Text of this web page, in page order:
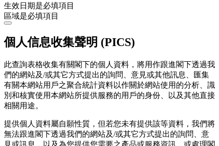
生效日期是必填項目
區域是必填項目
個人信息收集聲明 (PICS)
此查詢表格收集有關閣下的個人資料，將用作跟進閣下透過我
們的網站及/或其它方式提出的詢問、意見或其他訊息、匯集
有關本網站用戶之聚合統計資料以作關於網站使用的分析、識
別和核實使用本網站所提供服務的用戶的身份、以及其他直接
相關用途。
提供個人資料屬自願性質，但若您未有提供該等資料，我們將
無法跟進閣下透過我們的網站及/或其它方式提出的詢問、意
見或訊息，以及為您提供您需要之產品或服務資訊，或處理閣